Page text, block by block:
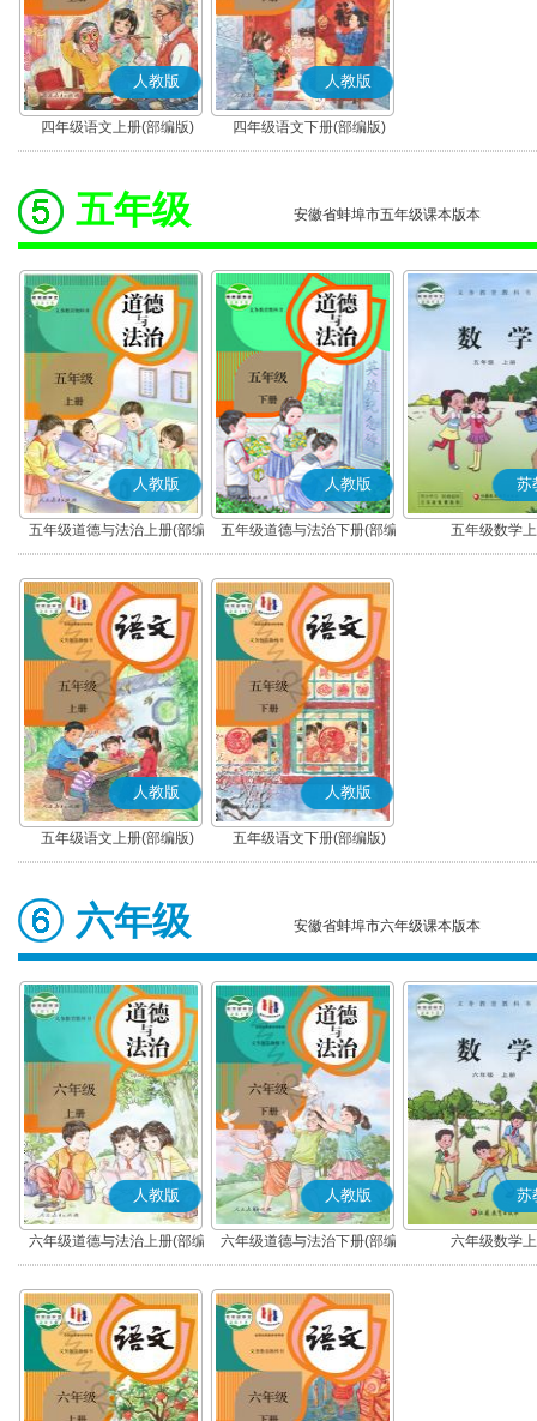
人教版
四年级语文上册(部编版)
人教版
四年级语文下册(部编版)
五年级 安徽省蚌埠市五年级课本版本
人教版
五年级道德与法治上册(部编
版)
人教版
五年级道德与法治下册(部编
版)
苏
五年级数学
人教版
五年级语文上册(部编版)
人教版
五年级语文下册(部编版)
六年级 安徽省蚌埠市六年级课本版本
人教版
六年级道德与法治上册(部编
版)
人教版
六年级道德与法治下册(部编
版)
苏
六年级数学